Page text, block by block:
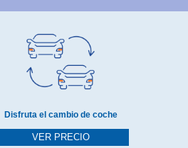
Disfruta el cambio de coche
VER PRECIO